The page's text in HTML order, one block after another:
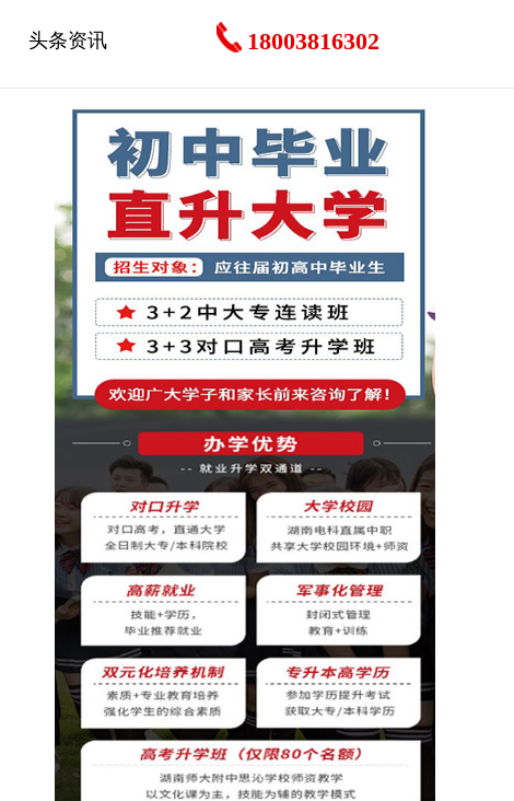
头条资讯 18003816302